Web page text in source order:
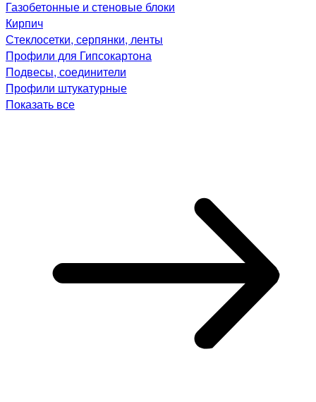
Газобетонные и стеновые блоки
Кирпич
Стеклосетки, серпянки, ленты
Профили для Гипсокартона
Подвесы, соединители
Профили штукатурные
Показать все